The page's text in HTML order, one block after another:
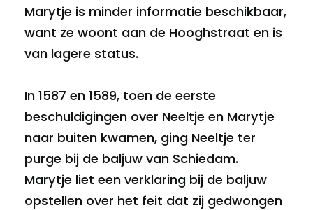
Marytje is minder informatie beschikbaar,
want ze woont aan de Hooghstraat en is
van lagere status.
In 1587 en 1589, toen de eerste
beschuldigingen over Neeltje en Marytje
naar buiten kwamen, ging Neeltje ter
purge bij de baljuw van Schiedam.
Marytje liet een verklaring bij de baljuw
opstellen over het feit dat zij gedwongen